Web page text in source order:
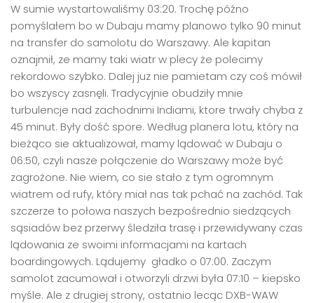
W sumie wystartowaliśmy 03:20. Trochę późno
pomyślałem bo w Dubaju mamy planowo tylko 90 minut
na transfer do samolotu do Warszawy. Ale kapitan
oznajmił, ze mamy taki wiatr w plecy że polecimy
rekordowo szybko. Dalej juz nie pamietam czy coś mówił
bo wszyscy zasnęli. Tradycyjnie obudziły mnie
turbulencje nad zachodnimi Indiami, ktore trwały chyba z
45 minut. Były dość spore. Według planera lotu, który na
bieżąco sie aktualizował, mamy lądować w Dubaju o
06:50, czyli nasze połączenie do Warszawy może być
zagrożone. Nie wiem, co sie stało z tym ogromnym
wiatrem od rufy, który miał nas tak pchać na zachód. Tak
szczerze to połowa naszych bezpośrednio siedzących
sąsiadów bez przerwy śledziła trasę i przewidywany czas
lądowania ze swoimi informacjami na kartach
boardingowych. Lądujemy gładko o 07:00. Zaczym
samolot zacumował i otworzyli drzwi była 07:10 – kiepsko
myśle. Ale z drugiej strony, ostatnio lecąc DXB-WAW